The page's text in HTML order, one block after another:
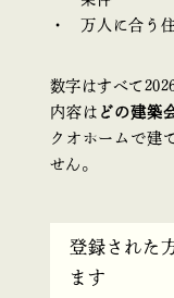
万人に合う
数字はすべて
内容は どの建築
クオホームで建
せん。
登録された
ます